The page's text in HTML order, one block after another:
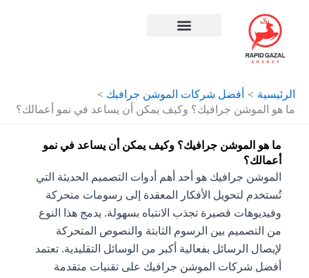
الرئيسية
أفضل شركات الموشن جرافيك
ما هو الموشن جرافيك؟ وكيف يمكن أن يساعد في نمو أعمالك؟
ما هو الموشن جرافيك؟ وكيف يمكن أن يساعد في نمو
أعمالك؟
الموشن جرافيك هو أحد أهم أدوات التصميم الحديثة التي
تُستخدم لتحويل الأفكار المعقدة إلى رسومات متحركة
وفيديوهات قصيرة تجذب الانتباه بسهولة. يدمج هذا النوع
من التصميم بين الرسوم الثابتة والنصوص المتحركة
لإيصال الرسائل بفعالية أكبر من الوسائل التقليدية. تعتمد
أفضل شركات الموشن جرافيك على تقنيات متقدمة